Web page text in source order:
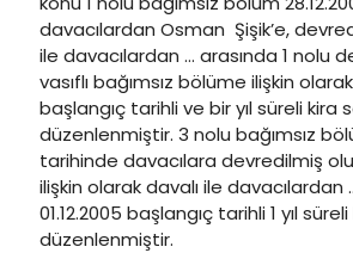
davacılardan Osman Şişik’e,
ile davacılardan … arasında 1 nolu
vasıflı bağımsız bölüme ilişkin olarak
başlangıç tarihli ve bir yıl süreli kira
düzenlenmiştir. 3 nolu bağımsız
tarihinde davacılara devredilmiş
ilişkin olarak davalı ile davacılardan
01.12.2005 başlangıç tarihli 1 yıl
düzenlenmiştir.